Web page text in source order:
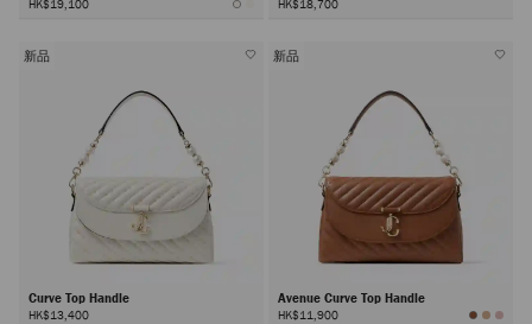
HK$19,100 HK$18,700
新品
Curve Top Handle
HK$13,400
新品
Avenue Curve Top Handle
HK$11,900